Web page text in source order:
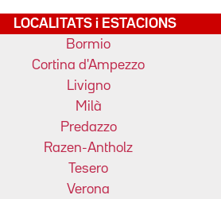
LOCALITATS i ESTACIONS
Bormio
Cortina d'Ampezzo
Livigno
Milà
Predazzo
Razen-Antholz
Tesero
Verona